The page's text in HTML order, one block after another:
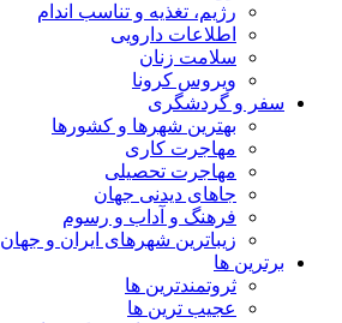
رژیم، تغذیه و تناسب اندام
اطلاعات دارویی
سلامت زنان
ویروس کرونا
سفر و گردشگری
بهترین شهرها و کشورها
مهاجرت کاری
مهاجرت تحصیلی
جاهای دیدنی جهان
فرهنگ و آداب و رسوم
زیباترین شهرهای ایران و جهان
برترین ها
ثروتمندترین ها
عجیب ترین ها